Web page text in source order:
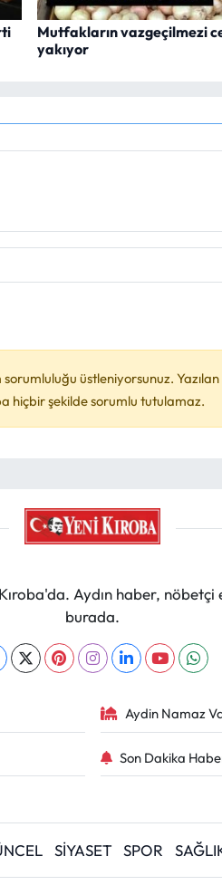
Mutfakların vazgeçilmezi
yakıyor
üstleniyorsunuz. Yazılan
hiçbir şekilde sorumlu tutulamaz.
Aydın haber,
burada.
Aydin Namaz
Son Dakika
SİYASET SPOR